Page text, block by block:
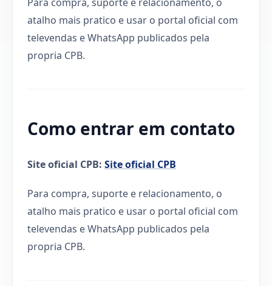
atalho mais pratico e usar o portal oficial com
televendas e WhatsApp publicados pela
propria CPB.
Como entrar em contato
Site oficial CPB: Site oficial CPB
Para compra, suporte e relacionamento, o
atalho mais pratico e usar o portal oficial com
televendas e WhatsApp publicados pela
propria CPB.